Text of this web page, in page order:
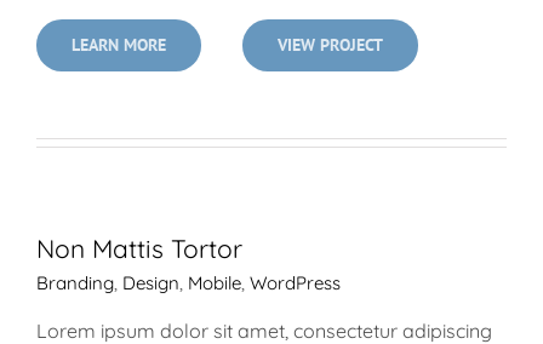
LEARN MORE VIEW PROJECT
Non Mattis Tortor
Branding Design Mobile WordPress
Lorem ipsum dolor sit amet, consectetur adipiscing